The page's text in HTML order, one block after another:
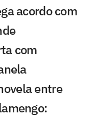
acordo com
com
entre